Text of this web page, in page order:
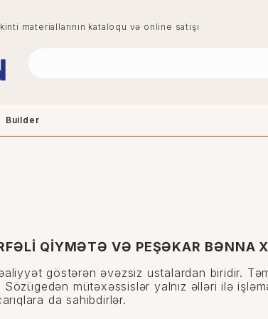
materiallarının kataloqu və online satışı
Builder
QİYMƏTƏ VƏ PEŞƏKAR BƏNNA
göstərən əvəzsiz ustalardan biridir.
Sözügedən mütəxəssislər yalnız əlləri ilə
da sahibdirlər.